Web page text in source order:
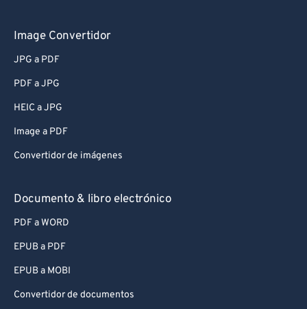
Image Convertidor
JPG a PDF
PDF a JPG
HEIC a JPG
Image a PDF
Convertidor de imágenes
Documento & libro electrónico
PDF a WORD
EPUB a PDF
EPUB a MOBI
Convertidor de documentos